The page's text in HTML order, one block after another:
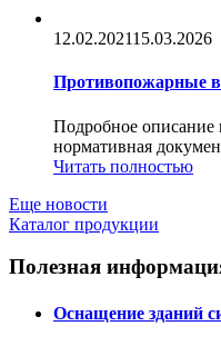
12.02.202115.03.2026
Противопожарные
Подробное
нормативная
Читать полностью
Еще новости
Каталог продукции
Полезная
Оснащение зданий